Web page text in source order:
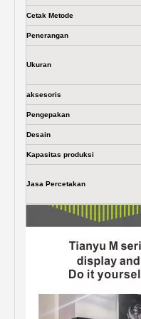
Cetak Metode
Penerangan
Ukuran
aksesoris
Pengepakan
Desain
Kapasitas produksi
Jasa Percetakan